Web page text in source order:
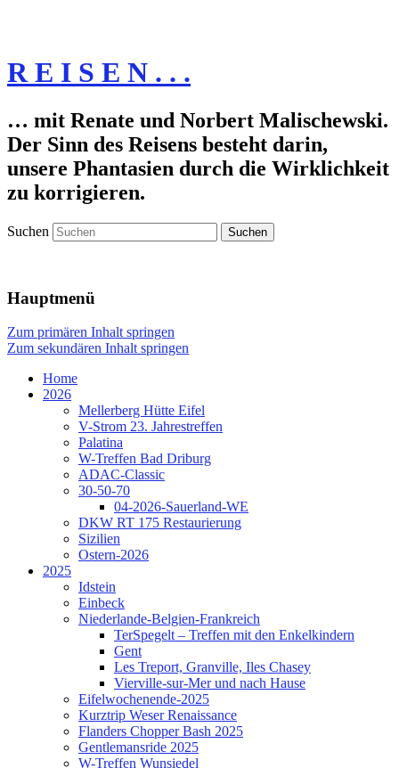
R E I S E N . . .
… mit Renate und Norbert Malischewski.
Der Sinn des Reisens besteht darin,
unsere Phantasien durch die Wirklichkeit
zu korrigieren.
Suchen
Hauptmenü
Zum primären Inhalt springen
Zum sekundären Inhalt springen
Home
2026
Mellerberg Hütte Eifel
V-Strom 23. Jahrestreffen
Palatina
W-Treffen Bad Driburg
ADAC-Classic
30-50-70
04-2026-Sauerland-WE
DKW RT 175 Restaurierung
Sizilien
Ostern-2026
2025
Idstein
Einbeck
Niederlande-Belgien-Frankreich
TerSpegelt – Treffen mit den Enkelkindern
Gent
Les Treport, Granville, Iles Chasey
Vierville-sur-Mer und nach Hause
Eifelwochenende-2025
Kurztrip Weser Renaissance
Flanders Chopper Bash 2025
Gentlemansride 2025
W-Treffen Wunsiedel